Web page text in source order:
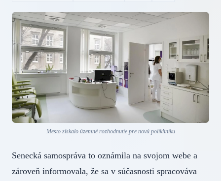
Mesto získalo územné rozhodnutie pre novú polikliniku
Senecká samospráva to oznámila na svojom webe a
zároveň informovala, že sa v súčasnosti spracováva